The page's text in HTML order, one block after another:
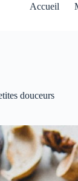
Accueil
douceurs